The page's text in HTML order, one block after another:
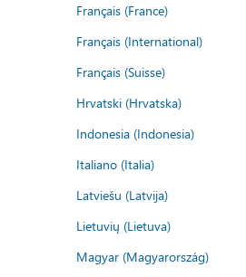
Français (France)
Français (International)
Français (Suisse)
Hrvatski (Hrvatska)
Indonesia (Indonesia)
Italiano (Italia)
Latviešu (Latvija)
Lietuvių (Lietuva)
Magyar (Magyarország)